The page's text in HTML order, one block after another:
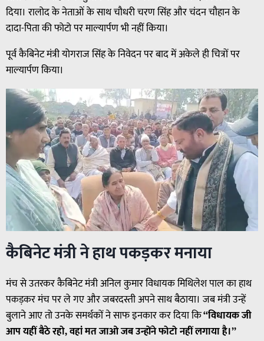
दिया। रालोद के नेताओं के साथ चौधरी चरण सिंह और चंदन चौहान के
दादा-पिता की फोटो पर माल्यार्पण भी नहीं किया।
पूर्व कैबिनेट मंत्री योगराज सिंह के निवेदन पर बाद में अकेले ही चित्रों पर
माल्यार्पण किया।
कैबिनेट मंत्री ने हाथ पकड़कर मनाया
मंच से उतरकर कैबिनेट मंत्री अनिल कुमार विधायक मिथिलेश पाल का हाथ
पकड़कर मंच पर ले गए और जबरदस्ती अपने साथ बैठाया। जब मंत्री उन्हें
बुलाने आए तो उनके समर्थकों ने साफ इनकार कर दिया कि“विधायक जी
आप यहीं बैठे रहो, वहां मत जाओ जब उन्होंने फोटो नहीं लगाया है।”